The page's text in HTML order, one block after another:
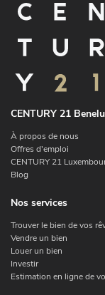
CENTURY 21
À propos de nous
Offres d'emploi
CENTURY 21
Blog
Nos services
Trouver le bien de vos
Vendre un bien
Louer un bien
Investir
Estimation en ligne de